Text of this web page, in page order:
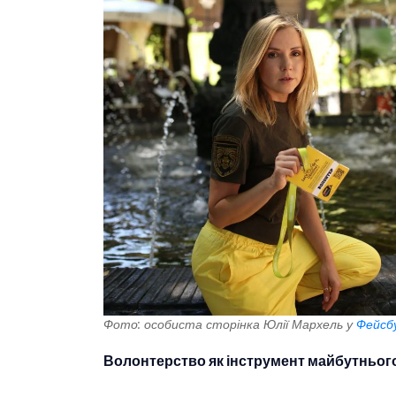
Фото: особиста сторінка Юлії Мархель у
Волонтерство як інструмент